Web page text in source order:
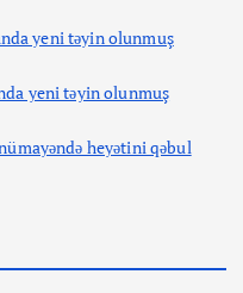
yeni təyin olunmuş
yeni təyin olunmuş
heyətini qəbul